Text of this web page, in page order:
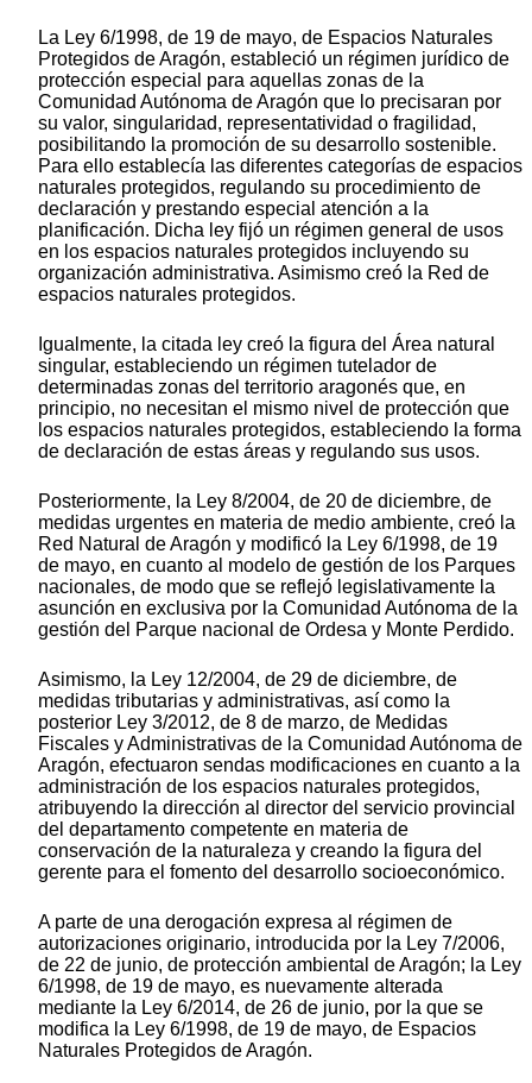
La Ley 6/1998, de 19 de mayo, de Espacios Naturales
Protegidos de Aragón, estableció un régimen jurídico de
protección especial para aquellas zonas de la
Comunidad Autónoma de Aragón que lo precisaran por
su valor, singularidad, representatividad o fragilidad,
posibilitando la promoción de su desarrollo sostenible.
Para ello establecía las diferentes categorías de espacios
naturales protegidos, regulando su procedimiento de
declaración y prestando especial atención a la
planificación. Dicha ley fijó un régimen general de usos
en los espacios naturales protegidos incluyendo su
organización administrativa. Asimismo creó la Red de
espacios naturales protegidos.
Igualmente, la citada ley creó la figura del Área natural
singular, estableciendo un régimen tutelador de
determinadas zonas del territorio aragonés que, en
principio, no necesitan el mismo nivel de protección que
los espacios naturales protegidos, estableciendo la forma
de declaración de estas áreas y regulando sus usos.
Posteriormente, la Ley 8/2004, de 20 de diciembre, de
medidas urgentes en materia de medio ambiente, creó la
Red Natural de Aragón y modificó la Ley 6/1998, de 19
de mayo, en cuanto al modelo de gestión de los Parques
nacionales, de modo que se reflejó legislativamente la
asunción en exclusiva por la Comunidad Autónoma de la
gestión del Parque nacional de Ordesa y Monte Perdido.
Asimismo, la Ley 12/2004, de 29 de diciembre, de
medidas tributarias y administrativas, así como la
posterior Ley 3/2012, de 8 de marzo, de Medidas
Fiscales y Administrativas de la Comunidad Autónoma de
Aragón, efectuaron sendas modificaciones en cuanto a la
administración de los espacios naturales protegidos,
atribuyendo la dirección al director del servicio provincial
del departamento competente en materia de
conservación de la naturaleza y creando la figura del
gerente para el fomento del desarrollo socioeconómico.
A parte de una derogación expresa al régimen de
autorizaciones originario, introducida por la Ley 7/2006,
de 22 de junio, de protección ambiental de Aragón; la Ley
6/1998, de 19 de mayo, es nuevamente alterada
mediante la Ley 6/2014, de 26 de junio, por la que se
modifica la Ley 6/1998, de 19 de mayo, de Espacios
Naturales Protegidos de Aragón.